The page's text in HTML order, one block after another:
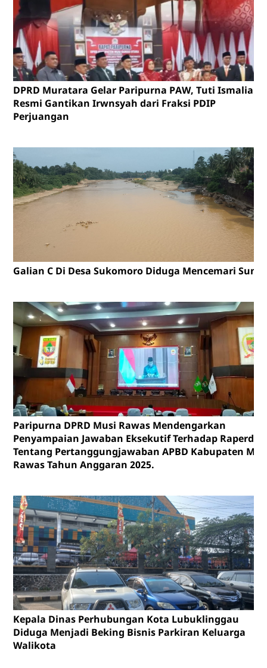
DPRD Muratara Gelar Paripurna PAW, Tuti Ismalia
Resmi Gantikan Irwnsyah dari Fraksi PDIP
Perjuangan
Galian C Di Desa Sukomoro Diduga Mencemari
Paripurna DPRD Musi Rawas Mendengarkan
Penyampaian Jawaban Eksekutif Terhadap Raperda
Tentang Pertanggungjawaban APBD Kabupaten
Rawas Tahun Anggaran 2025.
Kepala Dinas Perhubungan Kota Lubuklinggau
Diduga Menjadi Beking Bisnis Parkiran Keluarga
Walikota